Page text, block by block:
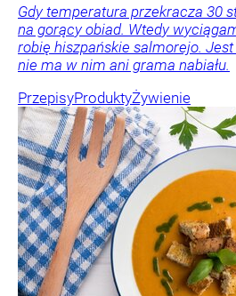
Gdy temperatura przekracza 30
na gorący obiad. Wtedy
robię hiszpańskie salmorejo.
nie ma w nim ani grama nabiału.
PrzepisyProduktyŻywienie